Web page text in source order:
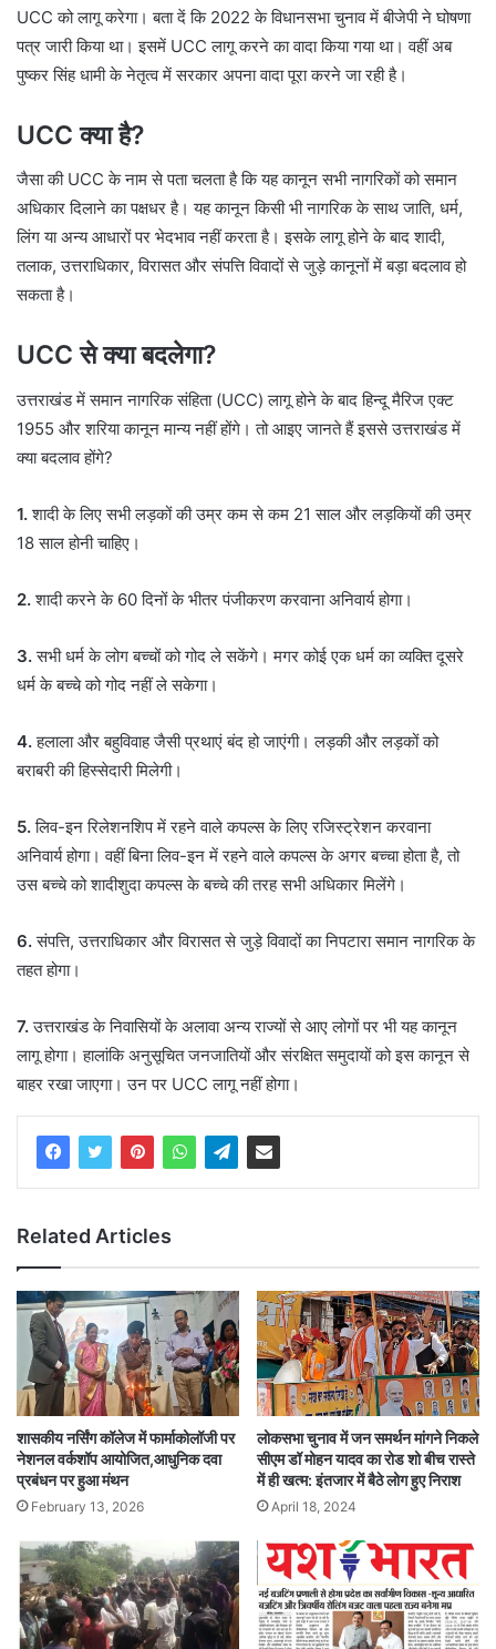
UCC को लागू करेगा। बता दें कि 2022 के विधानसभा चुनाव में बीजेपी ने घोषणा
पत्र जारी किया था। इसमें UCC लागू करने का वादा किया गया था। वहीं अब
पुष्कर सिंह धामी के नेतृत्व में सरकार अपना वादा पूरा करने जा रही है।
UCC क्या है?
जैसा की UCC के नाम से पता चलता है कि यह कानून सभी नागरिकों को समान
अधिकार दिलाने का पक्षधर है। यह कानून किसी भी नागरिक के साथ जाति, धर्म,
लिंग या अन्य आधारों पर भेदभाव नहीं करता है। इसके लागू होने के बाद शादी,
तलाक, उत्तराधिकार, विरासत और संपत्ति विवादों से जुड़े कानूनों में बड़ा बदलाव हो
सकता है।
UCC से क्या बदलेगा?
उत्तराखंड में समान नागरिक संहिता (UCC) लागू होने के बाद हिन्दू मैरिज एक्ट
1955 और शरिया कानून मान्य नहीं होंगे। तो आइए जानते हैं इससे उत्तराखंड में
क्या बदलाव होंगे?
1.शादी के लिए सभी लड़कों की उम्र कम से कम 21 साल और लड़कियों की उम्र
18 साल होनी चाहिए।
2.शादी करने के 60 दिनों के भीतर पंजीकरण करवाना अनिवार्य होगा।
3.सभी धर्म के लोग बच्चों को गोद ले सकेंगे। मगर कोई एक धर्म का व्यक्ति दूसरे
धर्म के बच्चे को गोद नहीं ले सकेगा।
4.हलाला और बहुविवाह जैसी प्रथाएं बंद हो जाएंगी। लड़की और लड़कों को
बराबरी की हिस्सेदारी मिलेगी।
5.लिव-इन रिलेशनशिप में रहने वाले कपल्स के लिए रजिस्ट्रेशन करवाना
अनिवार्य होगा। वहीं बिना लिव-इन में रहने वाले कपल्स के अगर बच्चा होता है, तो
उस बच्चे को शादीशुदा कपल्स के बच्चे की तरह सभी अधिकार मिलेंगे।
6.संपत्ति, उत्तराधिकार और विरासत से जुड़े विवादों का निपटारा समान नागरिक के
तहत होगा।
7.उत्तराखंड के निवासियों के अलावा अन्य राज्यों से आए लोगों पर भी यह कानून
लागू होगा। हालांकि अनुसूचित जनजातियों और संरक्षित समुदायों को इस कानून से
बाहर रखा जाएगा। उन पर UCC लागू नहीं होगा।
Related Articles
शासकीय नर्सिंग कॉलेज में फार्माकोलॉजी पर
नेशनल वर्कशॉप आयोजित,आधुनिक दवा
प्रबंधन पर हुआ मंथन
February 13, 2026
लोकसभा चुनाव में जन समर्थन मांगने निकले
सीएम डॉ मोहन यादव का रोड शो बीच रास्ते
में ही खत्म: इंतजार में बैठे लोग हुए निराश
April 18, 2024